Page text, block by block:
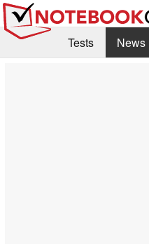
Tests News